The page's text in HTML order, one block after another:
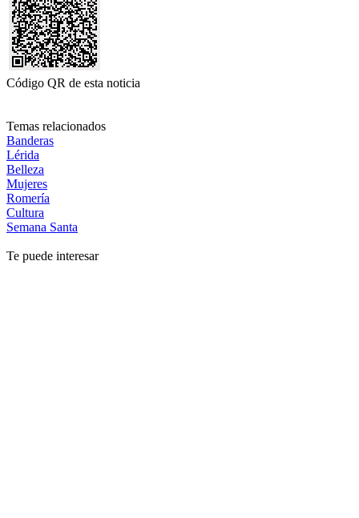
Código QR de esta noticia
Temas relacionados
Banderas
Lérida
Belleza
Mujeres
Romería
Cultura
Semana Santa
Te puede interesar